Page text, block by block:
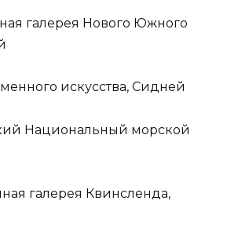
галерея Нового Южного
искусства, Сидней
Национальный морской
галерея Квинсленда,